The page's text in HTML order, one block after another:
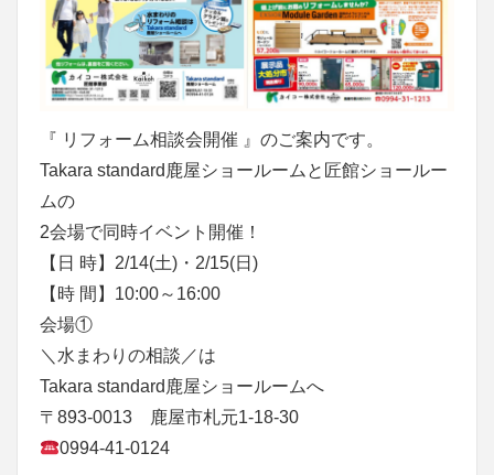
『 リフォーム相談会開催 』のご案内です。
Takara standard鹿屋ショールームと匠館ショールー
ムの
2会場で同時イベント開催！
【日 時】2/14(土)・2/15(日)
【時 間】10:00～16:00
会場①
＼水まわりの相談／は
Takara standard鹿屋ショールームへ
〒893-0013 鹿屋市札元1-18-30
0994-41-0124